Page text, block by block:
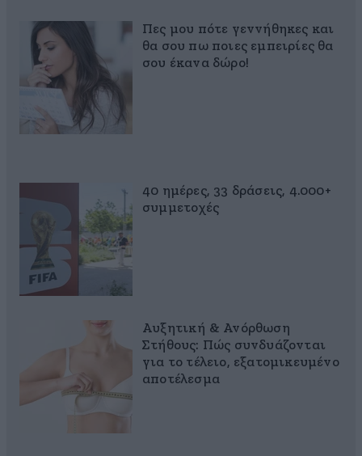
Πες μου πότε γεννήθηκες και
θα σου πω ποιες εμπειρίες θα
σου έκανα δώρο!
40 ημέρες, 33 δράσεις, 4.000+
συμμετοχές
Αυξητική & Ανόρθωση
Στήθους: Πώς συνδυάζονται
για το τέλειο, εξατομικευμένο
αποτέλεσμα